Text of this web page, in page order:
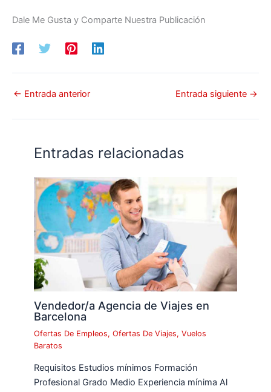
Dale Me Gusta y Comparte Nuestra Publicación
← Entrada anterior Entrada siguiente →
Entradas relacionadas
Vendedor/a Agencia de Viajes en
Barcelona
Ofertas De Empleos,Ofertas De Viajes,Vuelos
Baratos
Requisitos Estudios mínimos Formación
Profesional Grado Medio Experiencia mínima Al